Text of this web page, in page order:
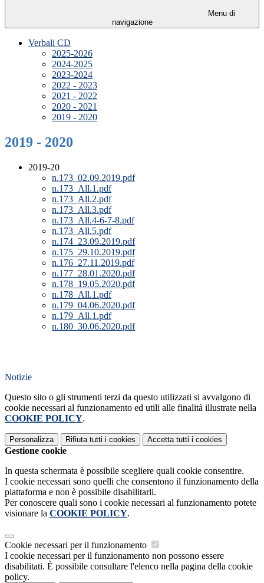
Menu di
navigazione
Verbali CD
2025-2026
2024-2025
2023-2024
2022 - 2023
2021 - 2022
2020 - 2021
2019 - 2020
2019 - 2020
2019-20
n.173_02.09.2019.pdf
n.173_All.1.pdf
n.173_All.2.pdf
n.173_All.3.pdf
n.173_All.4-6-7-8.pdf
n.173_All.5.pdf
n.174_23.09.2019.pdf
n.175_29.10.2019.pdf
n.176_27.11.2019.pdf
n.177_28.01.2020.pdf
n.178_19.05.2020.pdf
n.178_All.1.pdf
n.179_04.06.2020.pdf
n.179_All.1.pdf
n.180_30.06.2020.pdf
Notizie
Questo sito o gli strumenti terzi da questo utilizzati si avvalgono di
cookie necessari al funzionamento ed utili alle finalità illustrate nella
COOKIE POLICY.
Personalizza Rifiuta tutti i cookies Accetta tutti i cookies
Gestione cookie
In questa schermata è possibile scegliere quali cookie consentire.
I cookie necessari sono quelli che consentono il funzionamento della
piattaforma e non è possibile disabilitarli.
Per conoscere quali sono i cookie necessari al funzionamento potete
visionare la COOKIE POLICY.
Cookie necessari per il funzionamento
I cookie necessari per il funzionamento non possono essere
disabilitati. È possibile consultare l'elenco nella pagina della cookie
policy.